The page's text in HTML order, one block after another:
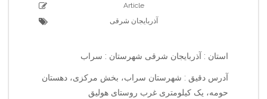
Article
آذربایجان شرقی
استان : آذربایجان شرقی شهرستان : سراب
آدرس دقیق : شهرستان سراب، بخش مرکزی، دهستان
حومه، یک کیلومتری غرب روستای هولیق